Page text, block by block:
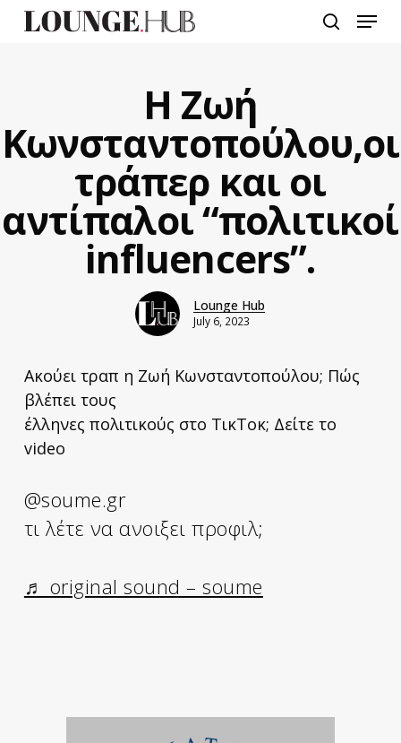
Menu
Η Ζωή
Κωνσταντοπούλου,οι
τράπερ και οι
αντίπαλοι “πολιτικοί
influencers”.
Lounge Hub
July 6, 2023
Ακούει τραπ η Ζωή Κωνσταντοπούλου; Πώς
βλέπει τους
έλληνες πολιτικούς στο ΤικΤοκ; Δείτε το
video
@soume.gr
τι λέτε να ανοιξει προφιλ;
♬ original sound – soume